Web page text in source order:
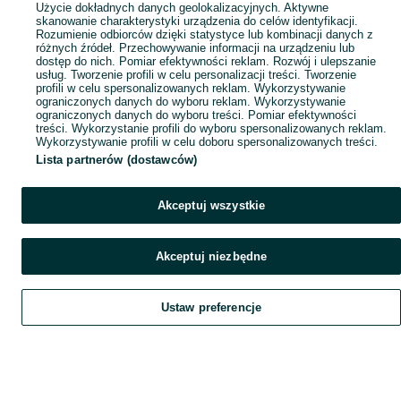
Szukaj Obserwujesz Dodaj Czat Konto
Użycie dokładnych danych geolokalizacyjnych. Aktywne
skanowanie charakterystyki urządzenia do celów identyfikacji.
Rozumienie odbiorców dzięki statystyce lub kombinacji danych z
różnych źródeł. Przechowywanie informacji na urządzeniu lub
dostęp do nich. Pomiar efektywności reklam. Rozwój i ulepszanie
usług. Tworzenie profili w celu personalizacji treści. Tworzenie
profili w celu spersonalizowanych reklam. Wykorzystywanie
ograniczonych danych do wyboru reklam. Wykorzystywanie
ograniczonych danych do wyboru treści. Pomiar efektywności
treści. Wykorzystanie profili do wyboru spersonalizowanych reklam.
Wykorzystywanie profili w celu doboru spersonalizowanych treści.
Lista partnerów (dostawców)
Akceptuj wszystkie
Akceptuj niezbędne
Ustaw preferencje